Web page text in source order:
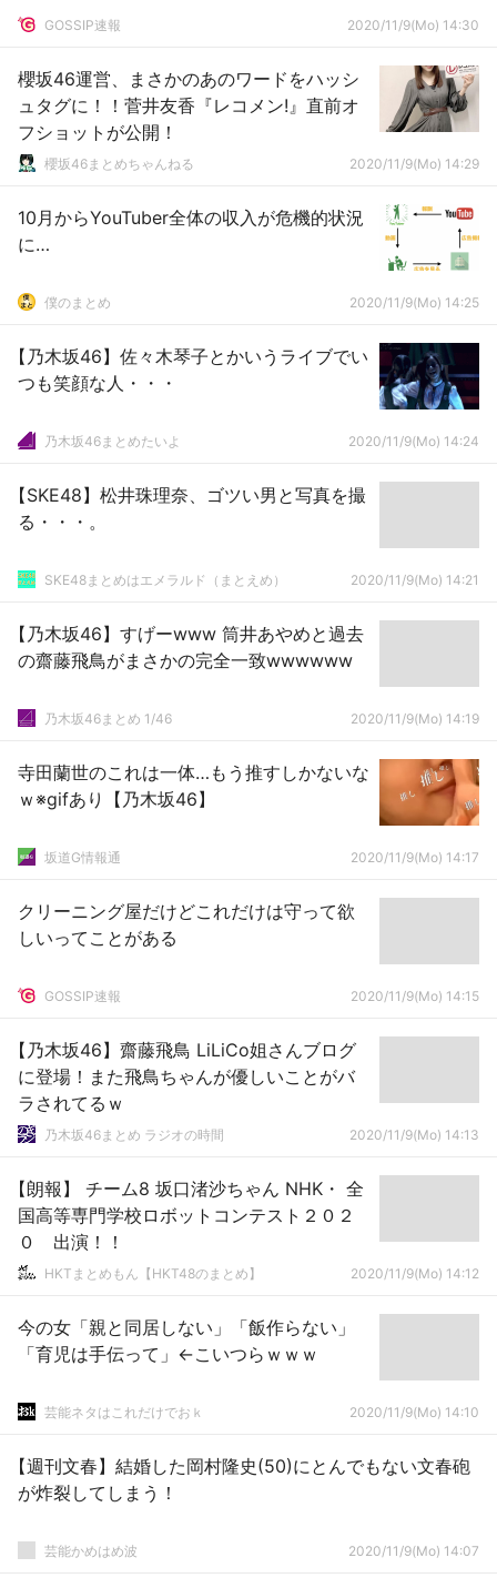
GOSSIP速報 2020/11/9(Mo) 14:30
櫻坂46運営、まさかのあのワードをハッシ
ュタグに！！菅井友香『レコメン!』直前オ
フショットが公開！
櫻坂46まとめちゃんねる 2020/11/9(Mo) 14:29
10月からYouTuber全体の収入が危機的状況
に…
僕のまとめ 2020/11/9(Mo) 14:25
【乃木坂46】佐々木琴子とかいうライブでい
つも笑顔な人・・・
乃木坂46まとめたいよ 2020/11/9(Mo) 14:24
【SKE48】松井珠理奈、ゴツい男と写真を撮
る・・・。
SKE48まとめはエメラルド（まとえめ） 2020/11/9(Mo) 14:21
【乃木坂46】すげーwww 筒井あやめと過去
の齋藤飛鳥がまさかの完全一致wwwwww
乃木坂46まとめ 1/46 2020/11/9(Mo) 14:19
寺田蘭世のこれは一体…もう推すしかないな
ｗ※gifあり【乃木坂46】
坂道G情報通 2020/11/9(Mo) 14:17
クリーニング屋だけどこれだけは守って欲
しいってことがある
GOSSIP速報 2020/11/9(Mo) 14:15
【乃木坂46】齋藤飛鳥 LiLiCo姐さんブログ
に登場！また飛鳥ちゃんが優しいことがバ
ラされてるｗ
乃木坂46まとめ ラジオの時間 2020/11/9(Mo) 14:13
【朗報】 チーム8 坂口渚沙ちゃん NHK・ 全
国高等専門学校ロボットコンテスト２０２
０ 出演！！
HKTまとめもん【HKT48のまとめ】 2020/11/9(Mo) 14:12
今の女「親と同居しない」「飯作らない」
「育児は手伝って」←こいつらｗｗｗ
芸能ネタはこれだけでおｋ 2020/11/9(Mo) 14:10
【週刊文春】結婚した岡村隆史(50)にとんでもない文春砲
が炸裂してしまう！
芸能かめはめ波 2020/11/9(Mo) 14:07